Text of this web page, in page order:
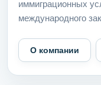
иммиграционных
международного
О компании